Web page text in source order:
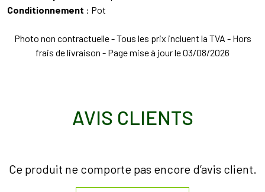
Conditionnement : Pot
Photo non contractuelle - Tous les prix incluent la TVA - Hors
frais de livraison - Page mise à jour le 03/08/2026
AVIS CLIENTS
Ce produit ne comporte pas encore d’avis client.